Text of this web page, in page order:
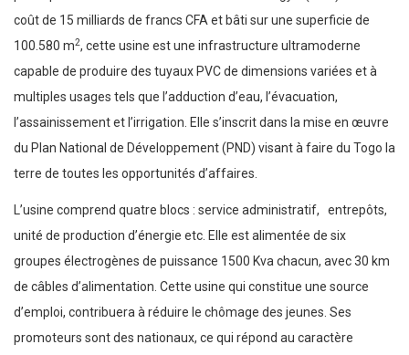
coût de 15 milliards de francs CFA et bâti sur une superficie de
100.580 m2, cette usine est une infrastructure ultramoderne
capable de produire des tuyaux PVC de dimensions variées et à
multiples usages tels que l’adduction d’eau, l’évacuation,
l’assainissement et l’irrigation. Elle s’inscrit dans la mise en œuvre
du Plan National de Développement (PND) visant à faire du Togo la
terre de toutes les opportunités d’affaires.
L’usine comprend quatre blocs : service administratif, entrepôts,
unité de production d’énergie etc. Elle est alimentée de six
groupes électrogènes de puissance 1500 Kva chacun, avec 30 km
de câbles d’alimentation. Cette usine qui constitue une source
d’emploi, contribuera à réduire le chômage des jeunes. Ses
promoteurs sont des nationaux, ce qui répond au caractère